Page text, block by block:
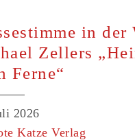
in der
Zellers
Ferne“
2026
Katze Verlag